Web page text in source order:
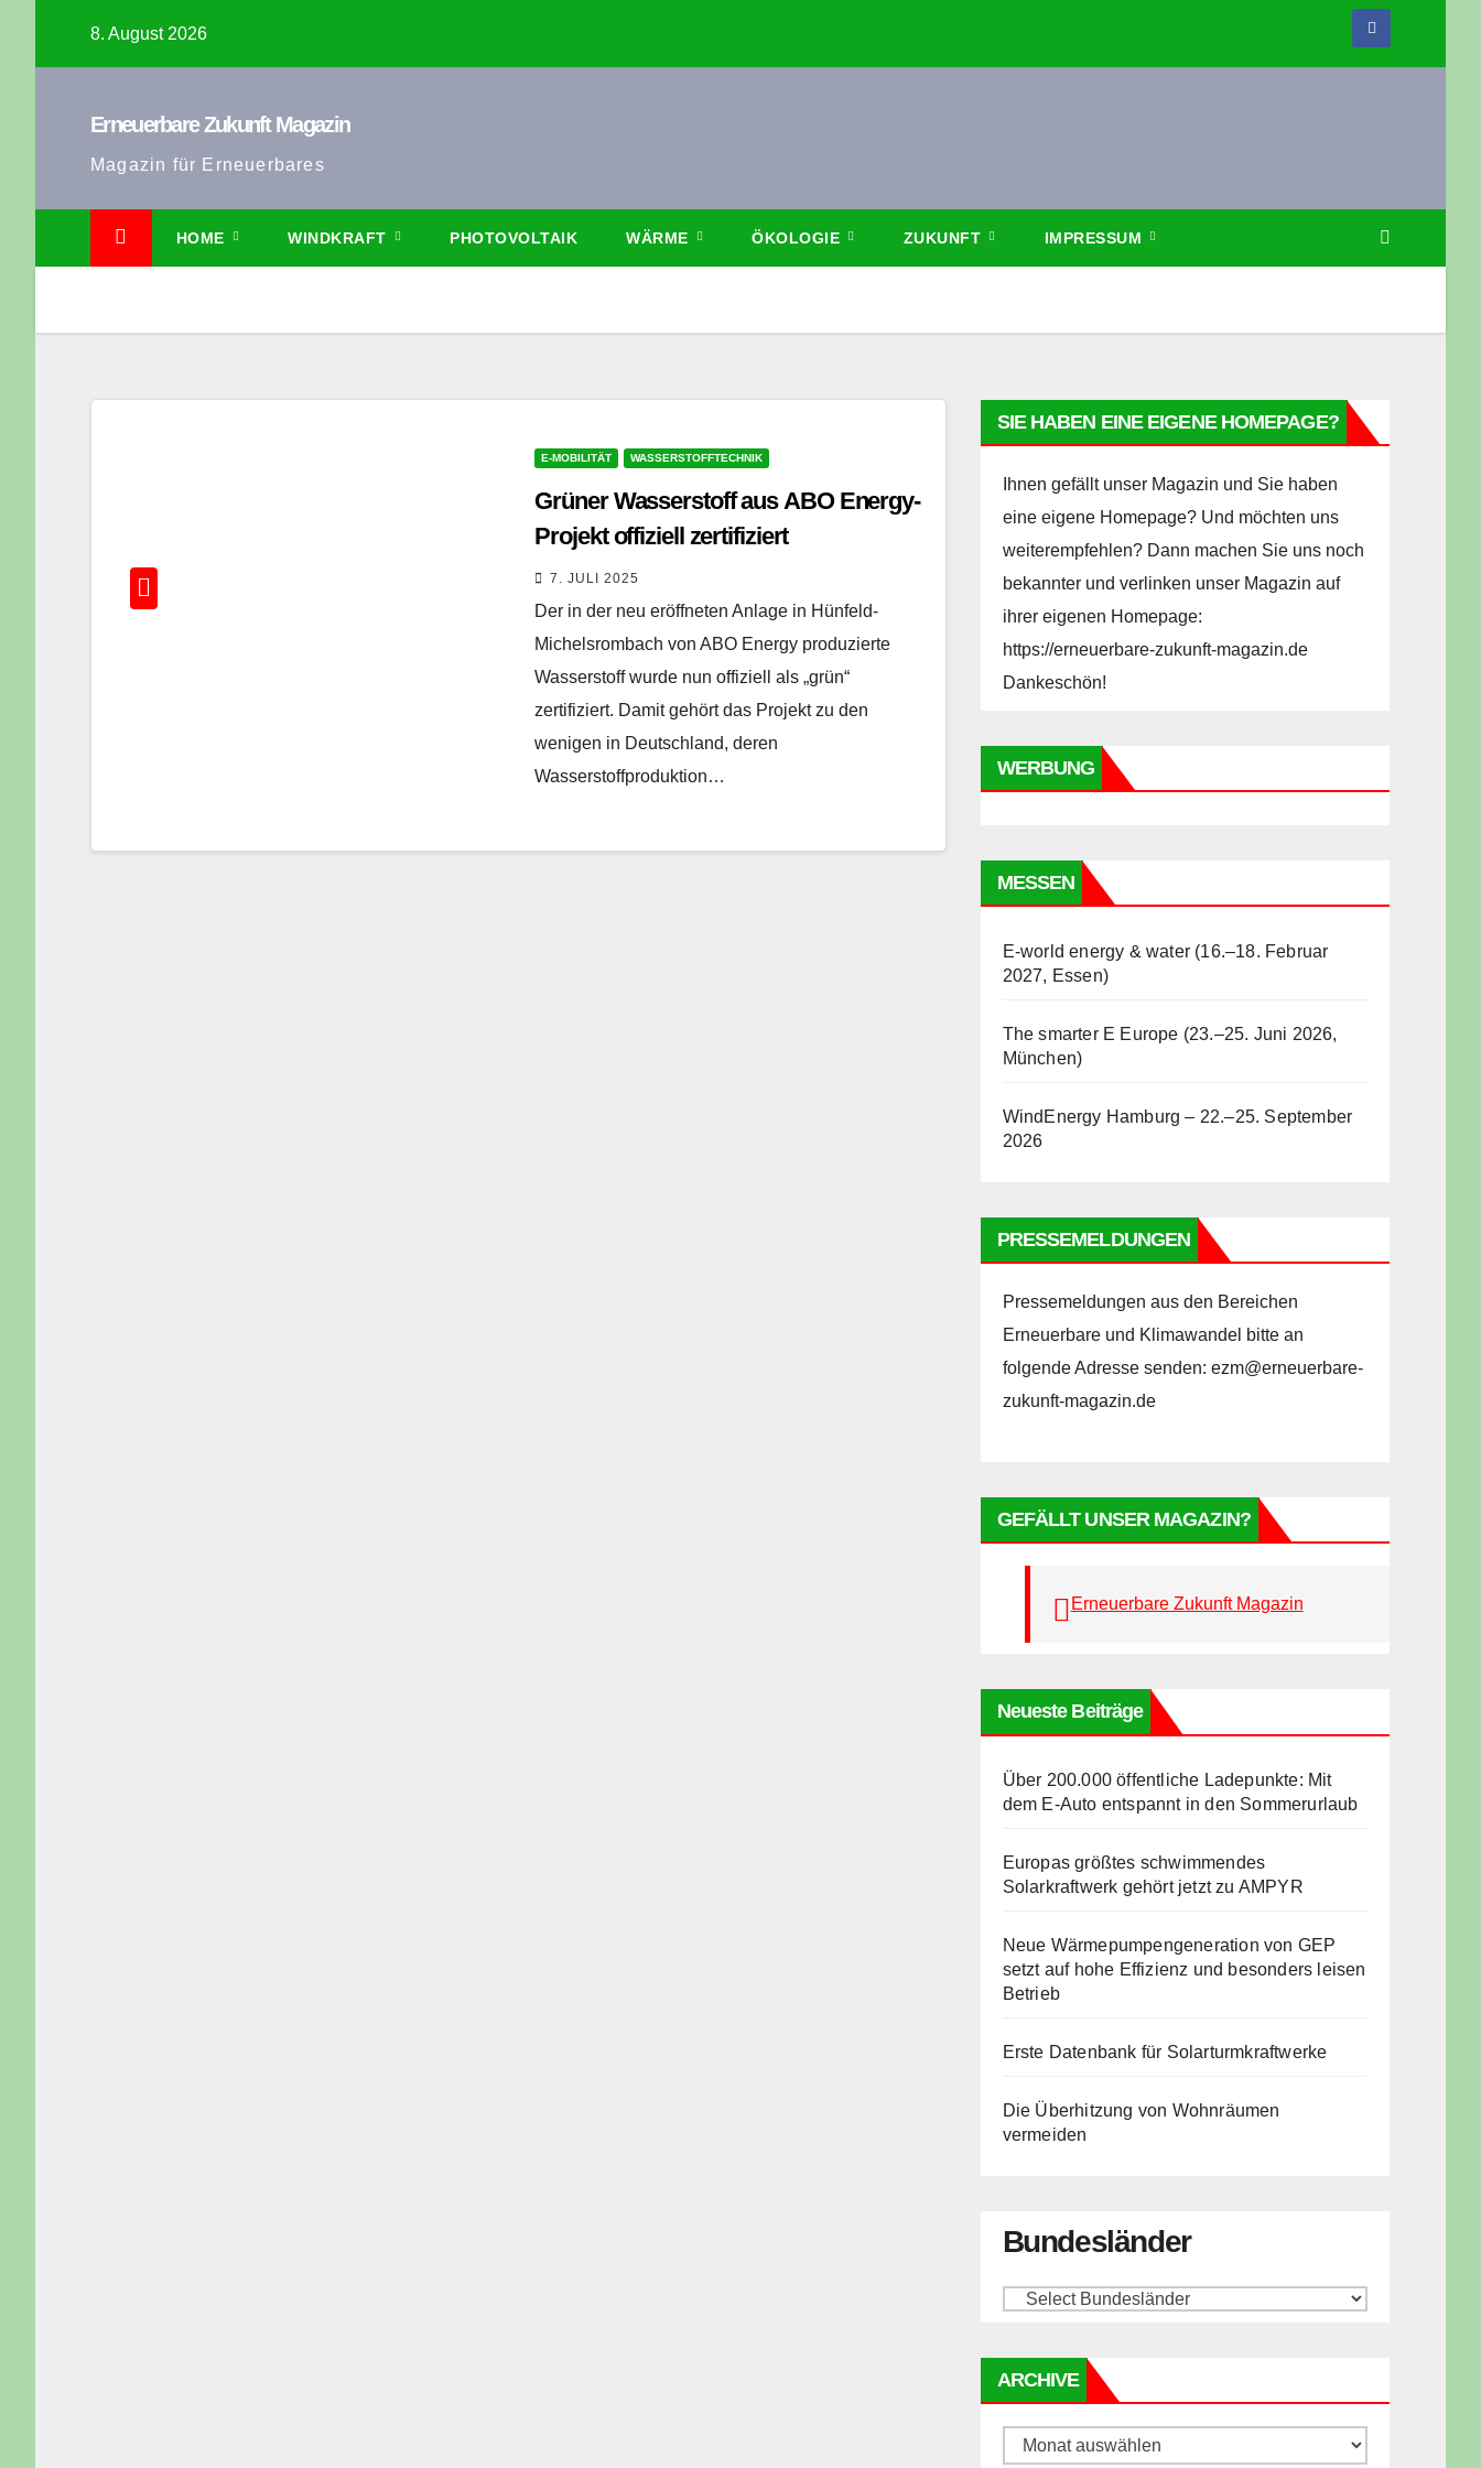
8. August 2026
Erneuerbare Zukunft Magazin
Magazin für Erneuerbares
HOME WINDKRAFT PHOTOVOLTAIK WÄRME ÖKOLOGIE ZUKUNFT IMPRESSUM
E-MOBILITÄT WASSERSTOFFTECHNIK
Grüner Wasserstoff aus ABO Energy-
Projekt offiziell zertifiziert
7. JULI 2025
Der in der neu eröffneten Anlage in Hünfeld-
Michelsrombach von ABO Energy produzierte
Wasserstoff wurde nun offiziell als „grün“
zertifiziert. Damit gehört das Projekt zu den
wenigen in Deutschland, deren
Wasserstoffproduktion…
SIE HABEN EINE EIGENE HOMEPAGE?
Ihnen gefällt unser Magazin und Sie haben
eine eigene Homepage? Und möchten uns
weiterempfehlen? Dann machen Sie uns noch
bekannter und verlinken unser Magazin auf
ihrer eigenen Homepage:
https://erneuerbare-zukunft-magazin.de
Dankeschön!
WERBUNG
MESSEN
E-world energy & water (16.–18. Februar
2027, Essen)
The smarter E Europe (23.–25. Juni 2026,
München)
WindEnergy Hamburg – 22.–25. September
2026
PRESSEMELDUNGEN
Pressemeldungen aus den Bereichen
Erneuerbare und Klimawandel bitte an
folgende Adresse senden: ezm@erneuerbare-
zukunft-magazin.de
GEFÄLLT UNSER MAGAZIN?
Erneuerbare Zukunft Magazin
Neueste Beiträge
Über 200.000 öffentliche Ladepunkte: Mit
dem E-Auto entspannt in den Sommerurlaub
Europas größtes schwimmendes
Solarkraftwerk gehört jetzt zu AMPYR
Neue Wärmepumpengeneration von GEP
setzt auf hohe Effizienz und besonders leisen
Betrieb
Erste Datenbank für Solarturmkraftwerke
Die Überhitzung von Wohnräumen
vermeiden
Bundesländer
ARCHIVE
Archive